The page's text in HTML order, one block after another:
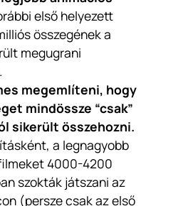
első helyezett
összegének a
megugrani
megemlíteni, hogy
mindössze “csak”
sikerült összehozni.
a legnagyobb
4000-4200
szokták játszani az
(persze csak az első